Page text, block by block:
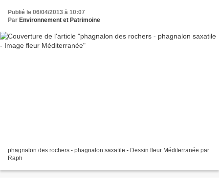
Publié le 06/04/2013 à 10:07
Par Environnement et Patrimoine
phagnalon des rochers - phagnalon saxatile - Dessin fleur Méditerranée par
Raph